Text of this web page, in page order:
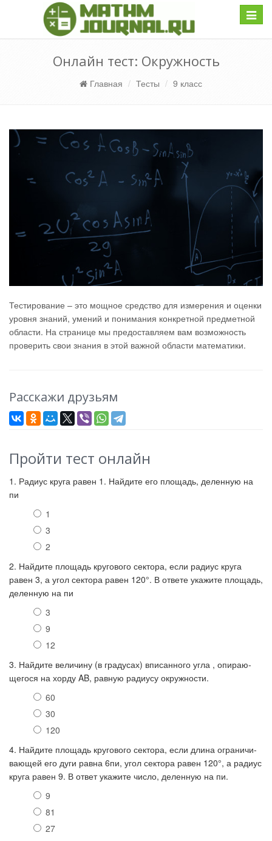
Онлайн тест: Окружность
Главная Тесты 9 класс
Тестирование – это мощное средство для измерения и оценки
уровня знаний, умений и понимания конкретной предметной
области. На странице мы предоставляем вам возможность
проверить свои знания в этой важной области математики.
Расскажи друзьям
Пройти тест онлайн
1. Радиус круга равен 1. Най­ди­те его площадь, деленную на
пи
1
3
2
2. Найдите пло­щадь кругового сектора, если ра­ди­ус круга
равен 3, а угол сек­то­ра равен 120°. В от­ве­те укажите площадь,
деленную на пи
3
9
12
3. Найдите ве­ли­чи­ну (в градусах) впи­сан­но­го угла , опи­ра­ю­
ще­го­ся на хорду AB, рав­ную ра­ди­у­су окружности.
60
30
120
4. Найдите пло­щадь кругового сектора, если длина огра­ни­чи­
ва­ю­щей его дуги равна 6пи, угол сек­то­ра равен 120°, а ра­ди­ус
круга равен 9. В ответ ука­жи­те число, деленную на пи.
9
81
27